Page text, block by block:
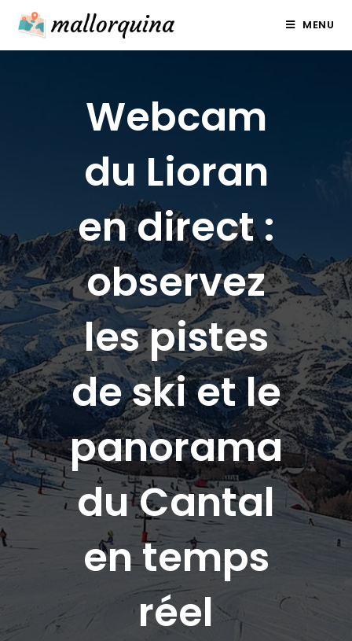
content
MENU
Webcam
du Lioran
en direct :
observez
les pistes
de ski et le
panorama
du Cantal
en temps
réel